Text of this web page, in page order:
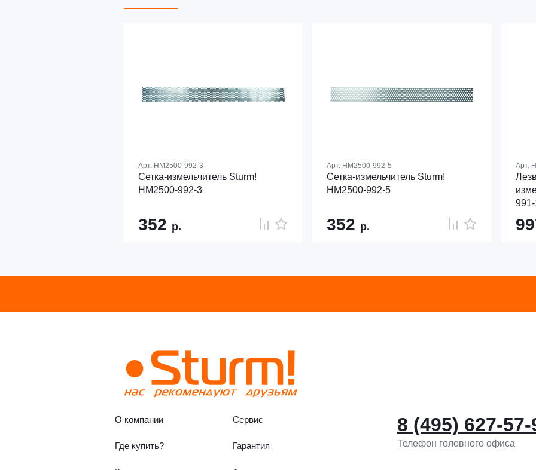
Арт. HM2500-992-3
Сетка-измельчитель Sturm!
HM2500-992-3
352 р.
Арт. HM2500-992-5
Сетка-измельчитель Sturm!
HM2500-992-5
352 р.
Арт.
О компании Сервис
Где купить? Гарантия
8 (495) 627-57-
Телефон головного офиса